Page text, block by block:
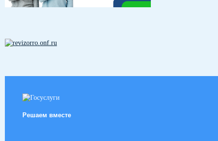
Решаем вместе